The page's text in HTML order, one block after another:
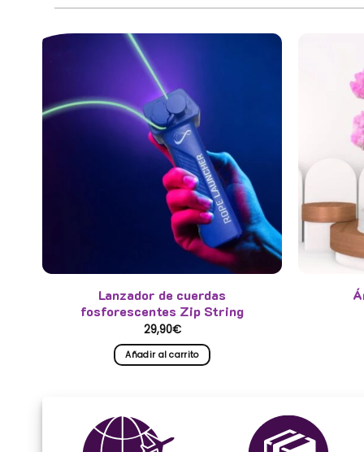
Lanzador de cuerdas
fosforescentes Zip String
29,90€
Añadir al carrito